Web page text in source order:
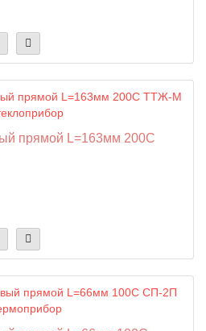
прямой L=163мм 200C